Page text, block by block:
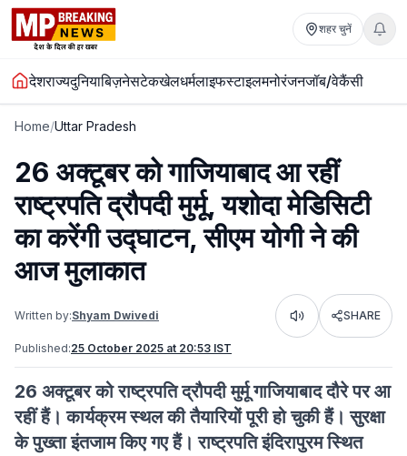
शहर चुनें
देशराज्यदुनियाबिज़नेसटेकखेलधर्मलाइफस्टाइलमनोरंजनजॉब/वेकैंसी
Home/Uttar Pradesh
26 अक्टूबर को गाजियाबाद आ रहीं
राष्ट्रपति द्रौपदी मुर्मू, यशोदा मेडिसिटी
का करेंगी उद्घाटन, सीएम योगी ने की
आज मुलाकात
Written by:Shyam Dwivedi Listen SHARE
Published:25 October 2025 at 20:53 IST
26 अक्टूबर को राष्ट्रपति द्रौपदी मुर्मू गाजियाबाद दौरे पर आ
रहीं हैं। कार्यक्रम स्थल की तैयारियों पूरी हो चुकी हैं। सुरक्षा
के पुख्ता इंतजाम किए गए हैं। राष्ट्रपति इंदिरापुरम स्थित